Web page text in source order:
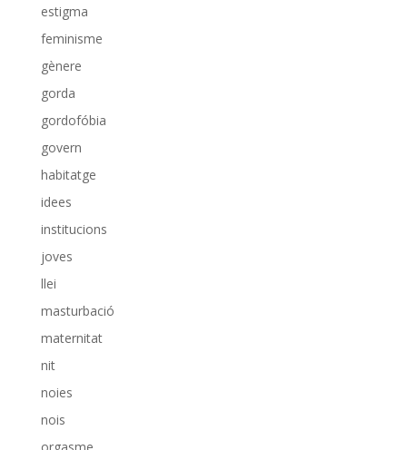
estigma
feminisme
gènere
gorda
gordofóbia
govern
habitatge
idees
institucions
joves
llei
masturbació
maternitat
nit
noies
nois
orgasme